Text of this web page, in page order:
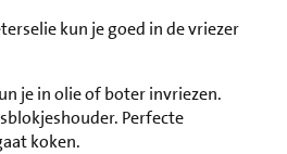
kun je goed in de vriezer
je in olie of boter invriezen.
Perfecte
koken.